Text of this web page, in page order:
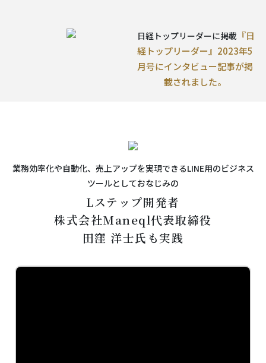
日経トップリーダーに掲載 『日
経トップリーダー』2023年5
月号にインタビュー記事が掲
載されました。
業務効率化や自動化、売上アップを実現できるLINE用のビジネス
ツールとしておなじみの
Lステップ開発者
株式会社Maneql代表取締役
田窪 洋士氏も実践